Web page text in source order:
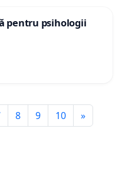
pentru psihologii
8 9 10 »